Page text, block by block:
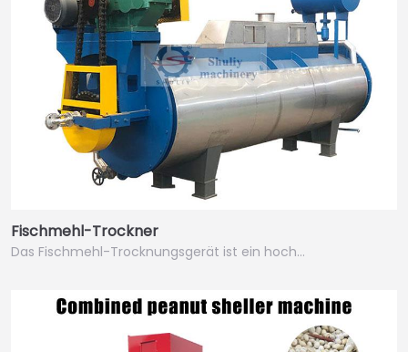
Fischmehl-Trockner
Das Fischmehl-Trocknungsgerät ist ein hoch…